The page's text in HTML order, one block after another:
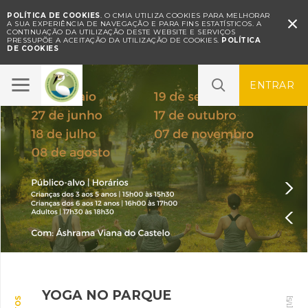
POLÍTICA DE COOKIES. O CMIA UTILIZA COOKIES PARA MELHORAR
A SUA EXPERIÊNCIA DE NAVEGAÇÃO E PARA FINS ESTATÍSTICOS. A
CONTINUAÇÃO DA UTILIZAÇÃO DESTE WEBSITE E SERVIÇOS
PRESSUPÕE A ACEITAÇÃO DA UTILIZAÇÃO DE COOKIES. POLÍTICA
DE COOKIES

ENTRAR
1
/
]
YOGA NO PARQUE
SONS NO PARQUE – Concerto
Oficina "As Formigas no
A sua opinião é importante |
SERVIÇO EDUCATIVO

